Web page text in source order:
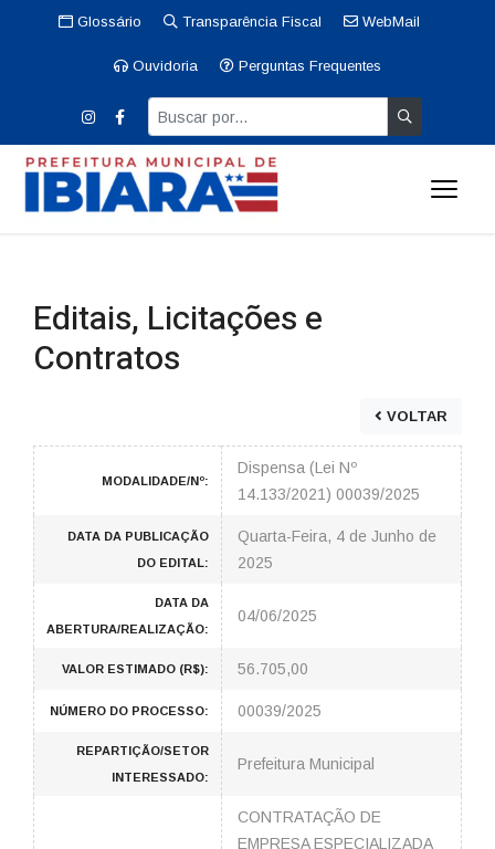
Glossário Transparência Fiscal WebMail
Ouvidoria Perguntas Frequentes
Editais, Licitações e
Contratos
VOLTAR
MODALIDADE/Nº:
Dispensa (Lei Nº
14.133/2021) 00039/2025
DATA DA PUBLICAÇÃO
DO EDITAL:
Quarta-Feira, 4 de Junho de
2025
DATA DA
ABERTURA/REALIZAÇÃO:
04/06/2025
VALOR ESTIMADO (R$): 56.705,00
NÚMERO DO PROCESSO: 00039/2025
REPARTIÇÃO/SETOR
INTERESSADO:
Prefeitura Municipal
CONTRATAÇÃO DE
EMPRESA ESPECIALIZADA